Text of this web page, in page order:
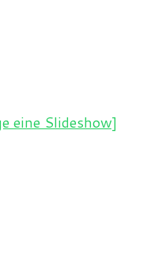
eine Slideshow]